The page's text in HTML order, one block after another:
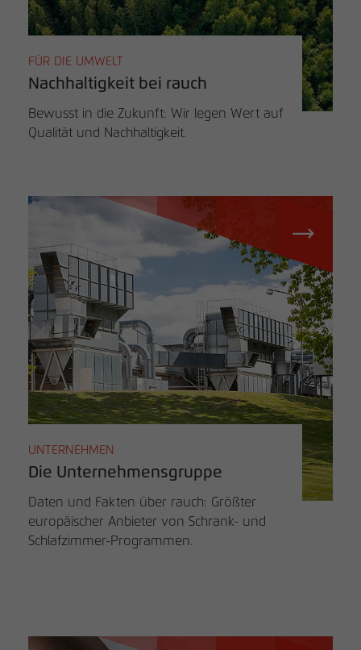
FÜR DIE UMWELT
Nachhaltigkeit bei rauch
Bewusst in die Zukunft: Wir legen Wert auf
Qualität und Nachhaltigkeit.
UNTERNEHMEN
Die Unternehmensgruppe
Daten und Fakten über rauch: Größter
europäischer Anbieter von Schrank- und
Schlafzimmer-Programmen.